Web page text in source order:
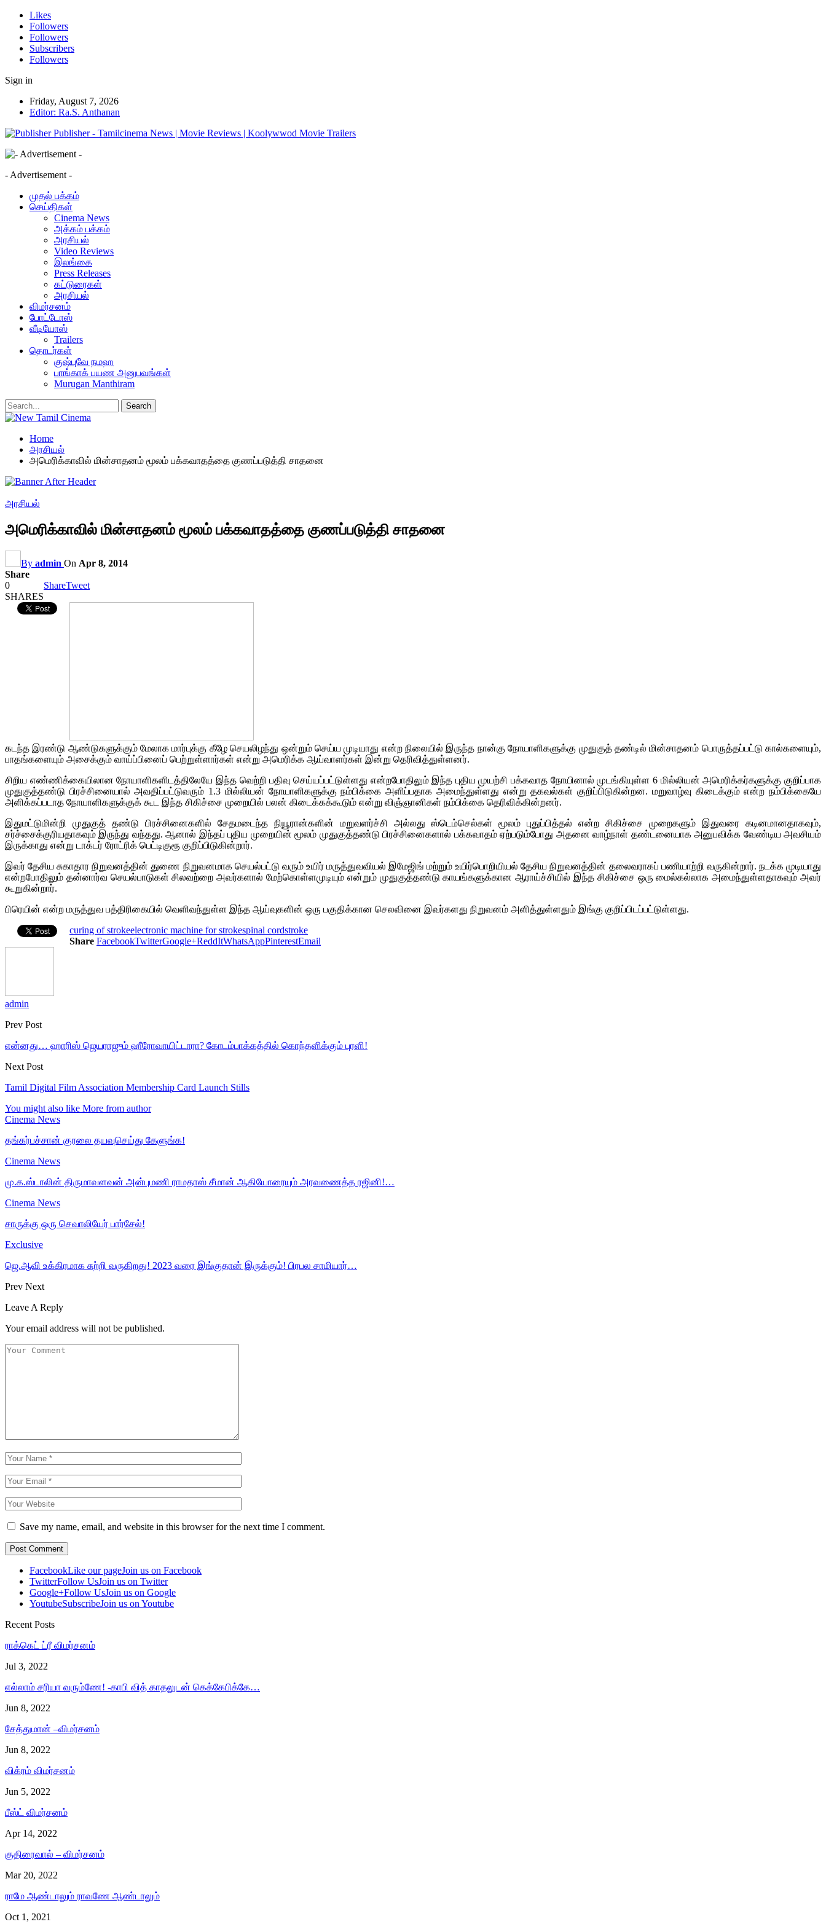
Likes
Followers
Followers
Subscribers
Followers
Sign in
Friday, August 7, 2026
Editor: Ra.S. Anthanan
Publisher - Tamilcinema News | Movie Reviews | Koolywwod Movie Trailers
- Advertisement -
முதல் பக்கம்
செய்திகள்
Cinema News
அக்கம் பக்கம்
அரசியல்
Video Reviews
இலங்கை
Press Releases
கட்டுரைகள்
அரசியல்
விமர்சனம்
போட்டோஸ்
வீடியோஸ்
Trailers
தொடர்கள்
குஷ்புவே நமஹ
பாங்காக் பயண அனுபவங்கள்
Murugan Manthiram
Home
அரசியல்
அமெரிக்காவில் மின்சாதனம் மூலம் பக்கவாதத்தை குணப்படுத்தி சாதனை
அரசியல்
அமெரிக்காவில் மின்சாதனம் மூலம் பக்கவாதத்தை குணப்படுத்தி சாதனை
By admin On Apr 8, 2014
Share
0
SHARES
ShareTweet
கடந்த இரண்டு ஆண்டுகளுக்கும் மேலாக மார்புக்கு கீழே செயலிழந்து ஒன்றும் செய்ய முடியாது என்ற நிலையில் இருந்த நான்கு நோயாளிகளுக்கு முதுகுத் தண்டில் மின்சாதனம் பொருத்தப்பட்டு கால்களையும்,
பாதங்களையும் அசைக்கும் வாய்ப்பினைப் பெற்றுள்ளார்கள் என்று அமெரிக்க ஆய்வாளர்கள் இன்று தெரிவித்துள்ளனர்.
சிறிய எண்ணிக்கையிலான நோயாளிகளிடத்திலேயே இந்த வெற்றி பதிவு செய்யப்பட்டுள்ளது என்றபோதிலும் இந்த புதிய முயற்சி பக்கவாத நோயினால் முடங்கியுள்ள 6 மில்லியன் அமெரிக்கர்களுக்கு குறிப்பாக
முதுகுத்தண்டு பிரச்சினையால் அவதிப்பட்டுவரும் 1.3 மில்லியன் நோயாளிகளுக்கு நம்பிக்கை அளிப்பதாக அமைந்துள்ளது என்று தகவல்கள் குறிப்பிடுகின்றன. மறுவாழ்வு கிடைக்கும் என்ற நம்பிக்கையே
அளிக்கப்படாத நோயாளிகளுக்குக் கூட இந்த சிகிச்சை முறையில் பலன் கிடைக்கக்கூடும் என்று விஞ்ஞானிகள் நம்பிக்கை தெரிவிக்கின்றனர்.
இதுமட்டுமின்றி முதுகுத் தண்டு பிரச்சினைகளில் சேதமடைந்த நியூரான்களின் மறுவளர்ச்சி அல்லது ஸ்டெம்செல்கள் மூலம் புதுப்பித்தல் என்ற சிகிச்சை முறைகளும் இதுவரை கடினமானதாகவும்,
சர்ச்சைக்குரியதாகவும் இருந்து வந்தது. ஆனால் இந்தப் புதிய முறையின் மூலம் முதுகுத்தண்டு பிரச்சினைகளால் பக்கவாதம் ஏற்படும்போது அதனை வாழ்நாள் தண்டனையாக அனுபவிக்க வேண்டிய அவசியம்
இருக்காது என்று டாக்டர் ரோட்ரிக் பெட்டிகுரூ குறிப்பிடுகின்றார்.
இவர் தேசிய சுகாதார நிறுவனத்தின் துணை நிறுவனமாக செயல்பட்டு வரும் உயிர் மருத்துவவியல் இமேஜிங் மற்றும் உயிர்பொறியியல் தேசிய நிறுவனத்தின் தலைவராகப் பணியாற்றி வருகின்றார். நடக்க முடியாது
என்றபோதிலும் தன்னார்வ செயல்பாடுகள் சிலவற்றை அவர்களால் மேற்கொள்ளமுடியும் என்றும் முதுகுத்தண்டு காயங்களுக்கான ஆராய்ச்சியில் இந்த சிகிச்சை ஒரு மைல்கல்லாக அமைந்துள்ளதாகவும் அவர்
கூறுகின்றார்.
பிரெயின் என்ற மருத்துவ பத்திரிகையில் வெளிவந்துள்ள இந்த ஆய்வுகளின் ஒரு பகுதிக்கான செலவினை இவர்களது நிறுவனம் அளித்துள்ளதும் இங்கு குறிப்பிடப்பட்டுள்ளது.
curing of strokeelectronic machine for strokespinal cordstroke
Share FacebookTwitterGoogle+ReddItWhatsAppPinterestEmail
admin
Prev Post
என்னது… ஹாரிஸ் ஜெயராஜும் ஹீரோவாயிட்டாரா? கோடம்பாக்கத்தில் கொந்தளிக்கும் புரளி!
Next Post
Tamil Digital Film Association Membership Card Launch Stills
You might also like More from author
Cinema News
தங்கர்பச்சான் குரலை தயவுசெய்து கேளுங்க!
Cinema News
மு.க.ஸ்டாலின் திருமாவளவன் அன்புமணி ராமதாஸ் சீமான் ஆகியோரையும் அரவணைத்த ரஜினி!…
Cinema News
சாருக்கு ஒரு செவாலியேர் பார்சேல்!
Exclusive
ஜெ.ஆவி உக்கிரமாக சுற்றி வருகிறது! 2023 வரை இங்குதான் இருக்கும்! பிரபல சாமியார்…
Prev Next
Leave A Reply
Your email address will not be published.
Save my name, email, and website in this browser for the next time I comment.
FacebookLike our pageJoin us on Facebook
TwitterFollow UsJoin us on Twitter
Google+Follow UsJoin us on Google
YoutubeSubscribeJoin us on Youtube
Recent Posts
ராக்கெட் ட்ரீ விமர்சனம்
Jul 3, 2022
எல்லாம் சரியா வரும்ணே! -காபி வித் காதலுடன் கெக்கேபிக்கே…
Jun 8, 2022
சேத்துமான் –விமர்சனம்
Jun 8, 2022
விக்ரம் விமர்சனம்
Jun 5, 2022
பீஸ்ட் விமர்சனம்
Apr 14, 2022
குதிரைவால் – விமர்சனம்
Mar 20, 2022
ராமே ஆண்டாலும் ராவணே ஆண்டாலும்
Oct 1, 2021